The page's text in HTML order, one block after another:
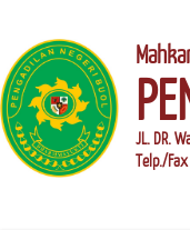
JL. DR.
Telp./